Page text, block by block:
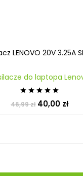
LENOVO 20V 3.25A
do laptopa
    
46,99 zł 40,00 zł